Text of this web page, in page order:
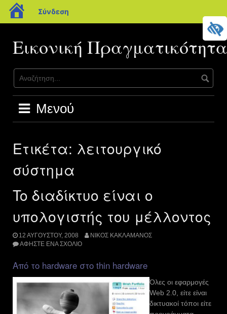
blogs.sch.gr
Σύνδεση
περιεχόμενο
Εικονική Πραγματικότητα
Μενού
Ετικέτα: λειτουργικό
σύστημα
To διαδίκτυο είναι ο
υπολογιστής του μέλλοντος
12 ΑΥΓΟΎΣΤΟΥ, 2008
ΝΊΚΟΣ ΚΑΚΛΑΜΆΝΟΣ
ΑΦΉΣΤΕ ΈΝΑ ΣΧΌΛΙΟ
Από το hardware στο thin hardware
Όλες οι εφαρμογές
Web 2.0, είτε είναι
δικτυακοί τόποι είτε